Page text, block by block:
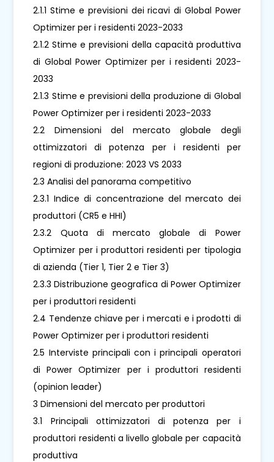
2.1.1 Stime e previsioni dei ricavi di Global Power
Optimizer per i residenti 2023-2033
2.1.2 Stime e previsioni della capacità produttiva
di Global Power Optimizer per i residenti 2023-
2033
2.1.3 Stime e previsioni della produzione di Global
Power Optimizer per i residenti 2023-2033
2.2 Dimensioni del mercato globale degli
ottimizzatori di potenza per i residenti per
regioni di produzione: 2023 VS 2033
2.3 Analisi del panorama competitivo
2.3.1 Indice di concentrazione del mercato dei
produttori (CR5 e HHI)
2.3.2 Quota di mercato globale di Power
Optimizer per i produttori residenti per tipologia
di azienda (Tier 1, Tier 2 e Tier 3)
2.3.3 Distribuzione geografica di Power Optimizer
per i produttori residenti
2.4 Tendenze chiave per i mercati e i prodotti di
Power Optimizer per i produttori residenti
2.5 Interviste principali con i principali operatori
di Power Optimizer per i produttori residenti
(opinion leader)
3 Dimensioni del mercato per produttori
3.1 Principali ottimizzatori di potenza per i
produttori residenti a livello globale per capacità
produttiva